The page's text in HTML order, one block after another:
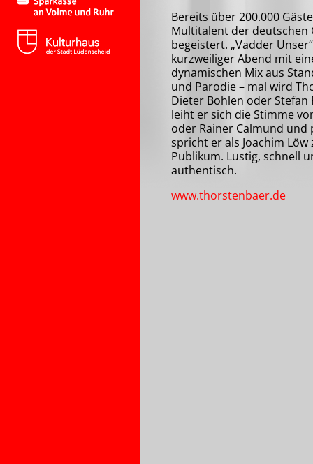
Bereits über 200.000
Multitalent der deutschen
begeistert. „Vadder
kurzweiliger Abend mit
dynamischen Mix aus
und Parodie – mal wird
Dieter Bohlen oder Stefan
leiht er sich die Stimme
oder Rainer Calmund und
spricht er als Joachim Löw
Publikum. Lustig, schnell
authentisch.
www.thorstenbaer.de